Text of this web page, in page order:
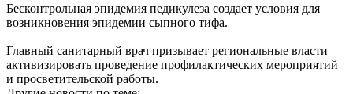
Бесконтрольная эпидемия педикулеза создает условия для
возникновения эпидемии сыпного тифа.
Главный санитарный врач призывает региональные власти
активизировать проведение профилактических мероприятий
и просветительской работы.